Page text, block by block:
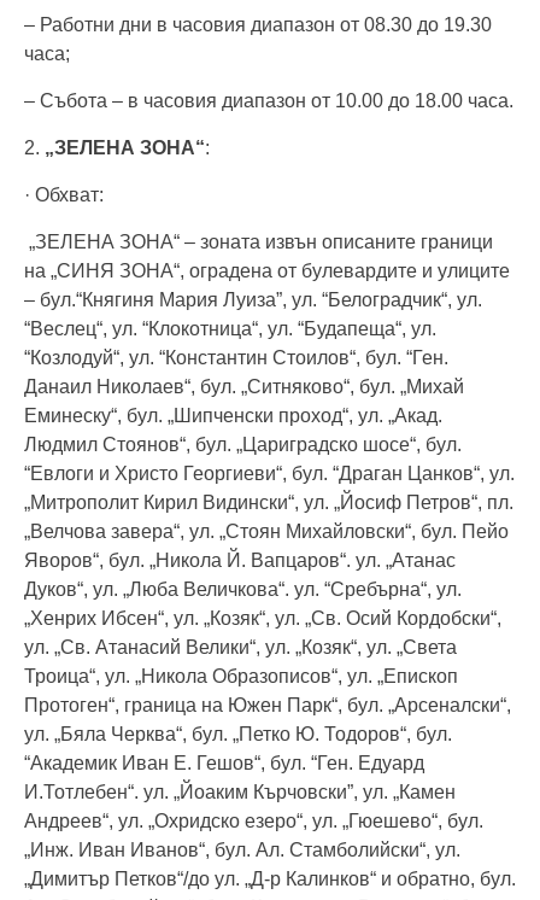
– Работни дни в часовия диапазон от 08.30 до 19.30
часа;
– Събота – в часовия диапазон от 10.00 до 18.00 часа.
2. „ЗЕЛЕНА ЗОНА“:
· Обхват:
„ЗЕЛЕНА ЗОНА“ – зоната извън описаните граници
на „СИНЯ ЗОНА“, оградена от булевардите и улиците
– бул.“Княгиня Мария Луиза”, ул. “Белоградчик“, ул.
“Веслец“, ул. “Клокотница“, ул. “Будапеща“, ул.
“Козлодуй“, ул. “Константин Стоилов“, бул. “Ген.
Данаил Николаев“, бул. „Ситняково“, бул. „Михай
Еминеску“, бул. „Шипченски проход“, ул. „Акад.
Людмил Стоянов“, бул. „Цариградско шосе“, бул.
“Евлоги и Христо Георгиеви“, бул. “Драган Цанков“, ул.
„Митрополит Кирил Видински“, ул. „Йосиф Петров“, пл.
„Велчова завера“, ул. „Стоян Михайловски“, бул. Пейо
Яворов“, бул. „Никола Й. Вапцаров“. ул. „Атанас
Дуков“, ул. „Люба Величкова“. ул. “Сребърна“, ул.
„Хенрих Ибсен“, ул. „Козяк“, ул. „Св. Осий Кордобски“,
ул. „Св. Атанасий Велики“, ул. „Козяк“, ул. „Света
Троица“, ул. „Никола Образописов“, ул. „Епископ
Протоген“, граница на Южен Парк“, бул. „Арсеналски“,
ул. „Бяла Черква“, бул. „Петко Ю. Тодоров“, бул.
“Академик Иван Е. Гешов“, бул. “Ген. Едуард
И.Тотлебен“. ул. „Йоаким Кърчовски”, ул. „Камен
Андреев“, ул. „Охридско езеро“, ул. „Гюешево“, бул.
„Инж. Иван Иванов“, бул. Ал. Стамболийски“, ул.
„Димитър Петков“/до ул. „Д-р Калинков“ и обратно, бул.